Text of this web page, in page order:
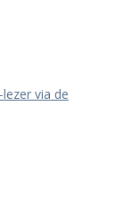
via de